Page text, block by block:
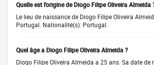
Quelle est l'origine de Diogo Filipe Oliveira Almeida
Le lieu de naissance de Diogo Filipe Oliveira
Portugal. Nationalité(s): Portugal.
Quel âge a Diogo Filipe Oliveira Almeida ?
Diogo Filipe Oliveira Almeida a 25 ans. Sa date de